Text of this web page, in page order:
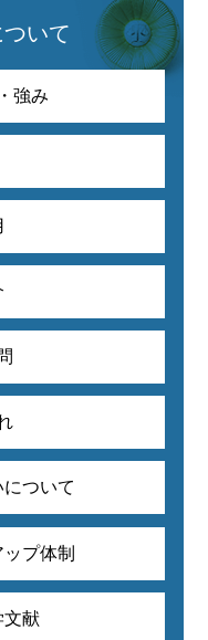
いて
強み
ついて
プ体制
文献